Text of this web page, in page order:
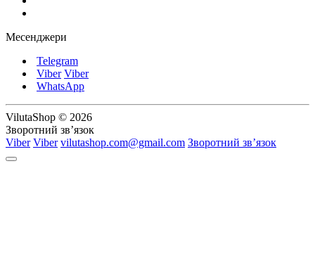
Месенджери
Telegram
Viber Viber
WhatsApp
VilutaShop © 2026
Зворотний зв’язок
Viber Viber vilutashop.com@gmail.com Зворотний зв’язок